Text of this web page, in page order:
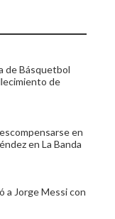
de Básquetbol
de
en
en La Banda
a Jorge Messi con